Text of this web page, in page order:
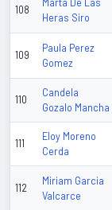
108
Marta De Las
Heras Siro
109
Paula Perez
Gomez
110
Candela
Gozalo Mancha
111
Eloy Moreno
Cerda
112
Miriam Garcia
Valcarce